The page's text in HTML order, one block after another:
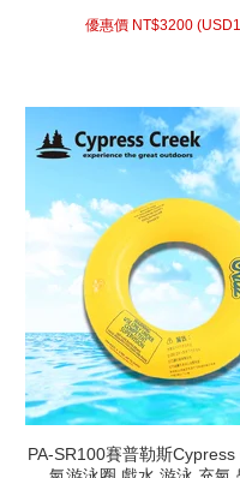
優惠價 NT$3200 (USD
PA-SR100賽普勒斯